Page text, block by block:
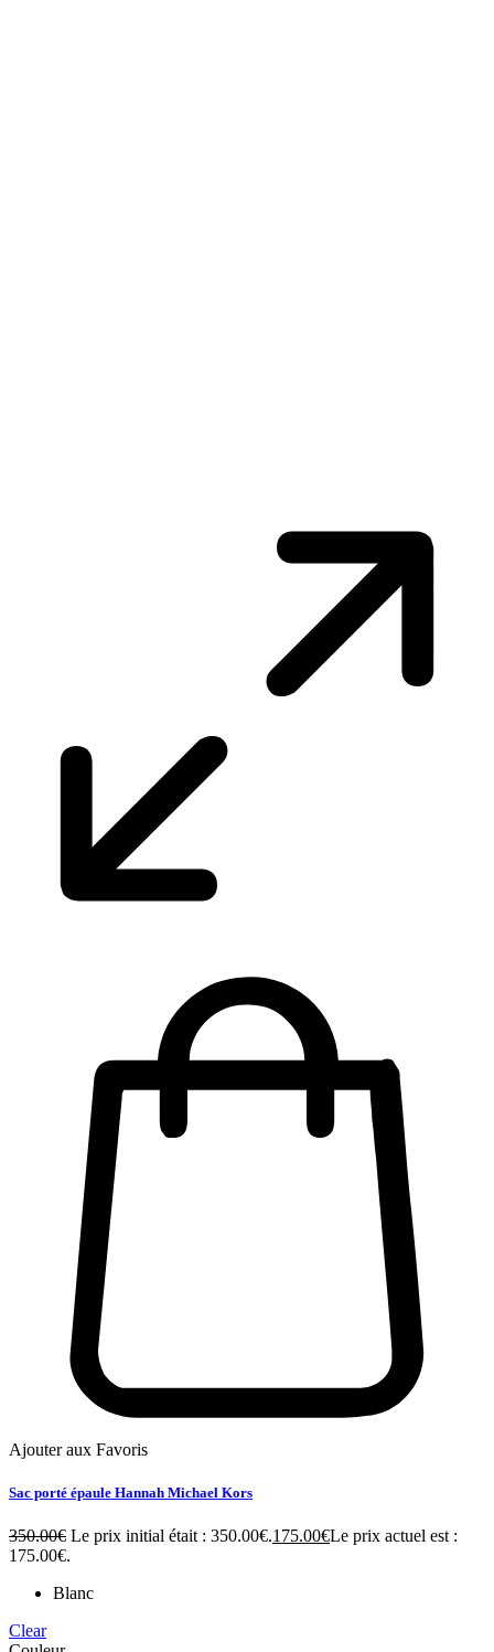
Ajouter aux Favoris
Sac porté épaule Hannah Michael Kors
350.00€ Le prix initial était : 350.00€.175.00€Le prix actuel est :
175.00€.
Blanc
Clear